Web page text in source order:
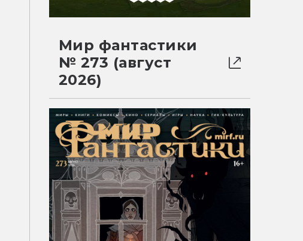
Мир фантастики
№ 273 (август
2026)